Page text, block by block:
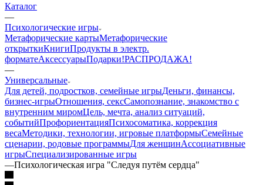
Каталог
—
Психологические игры
Mетафорические картыМетафорические
открыткиКнигиПродукты в электр.
форматеАксессуарыПодарки!РАСПРОДАЖА!
—
Универсальные
Для детей, подростков, семейные игрыДеньги, финансы,
бизнес-игрыОтношения, сексСамопознание, знакомство с
внутренним миромЦель, мечта, анализ ситуаций,
событийПрофориентацияПсихосоматика, коррекция
весаМетодики, технологии, игровые платформыСемейные
сценарии, родовые программыДля женщинАссоциативные
игрыСпециализированные игры
—Психологическая игра "Следуя путём сердца"